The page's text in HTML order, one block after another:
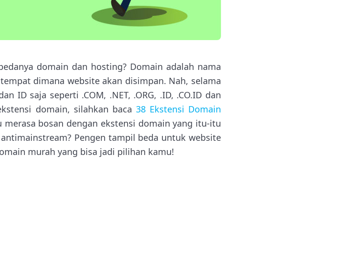
domain dan hosting? Domain adalah nama
dimana website akan disimpan. Nah, selama
ID saja seperti .COM, .NET, .ORG, .ID, .CO.ID dan
domain, silahkan baca 38 Ekstensi Domain
merasa bosan dengan ekstensi domain yang itu-itu
Pengen tampil beda untuk website
murah yang bisa jadi pilihan kamu!